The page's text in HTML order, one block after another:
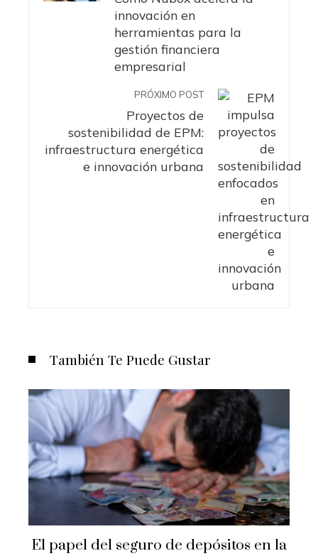
innovación en
herramientas para la
gestión financiera
empresarial
PRÓXIMO POST
Proyectos de
sostenibilidad de EPM:
infraestructura energética
e innovación urbana
También Te Puede Gustar
El papel del seguro de depósitos en la